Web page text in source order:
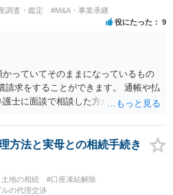
るが、名字は変えたくない・・・養
ることになります。 しかし 彼は成人
の連れ子、全て平等にしたいと希
思います。 ・・・婚姻前の契約 あ
を実現する方法はあります。 弁護
調査・鑑定 #M&A・事業承継
役にたった 9
っていてそのままになっているもの
請求をすることができます。 通帳や払
士に面談で相談した方がよいと思い
方法と実母との相続手続き
地の相続
#口座凍結解除
の代理交渉